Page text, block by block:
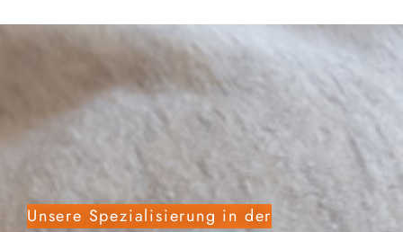
Unsere Spezialisierung in der